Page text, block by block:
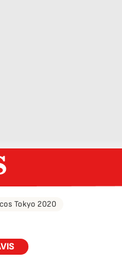
Tokyo 2020